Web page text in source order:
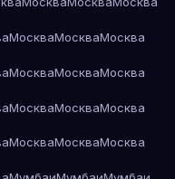
МоскваМоскваМосква
МоскваМоскваМосква
МоскваМоскваМосква
МоскваМоскваМосква